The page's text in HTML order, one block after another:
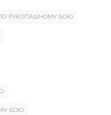
РУКОПАШНОМУ БОЮ
БОЮ